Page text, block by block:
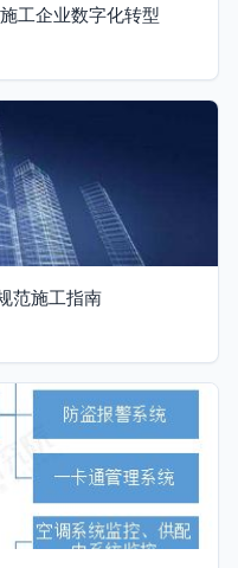
工企业数字化转型
范施工指南